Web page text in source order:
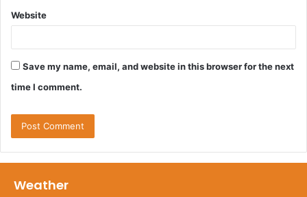
Website
Save my name, email, and website in this browser for the next
time I comment.
Weather